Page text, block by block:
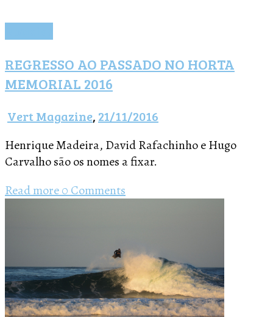
REGRESSO AO PASSADO NO HORTA
MEMORIAL 2016
Vert Magazine, 21/11/2016
Henrique Madeira, David Rafachinho e Hugo
Carvalho são os nomes a fixar.
Read more0 Comments